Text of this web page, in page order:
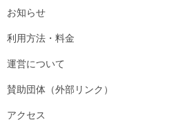
お知らせ
利用方法・料金
運営について
賛助団体（外部リンク）
アクセス